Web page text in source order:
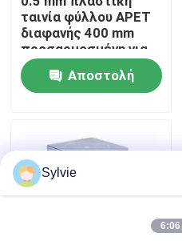
Μας ελάτε σε επαφή με
Ειδήσεις
Φύλλο PET
ταινία φύλλου APET
διαφανής 400 mm
προσαρμοσμένη για
συσκευασία
Αποστολή
Sylvie
6:06